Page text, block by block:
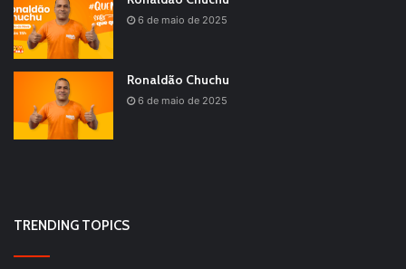
6 de maio de 2025
Ronaldão Chuchu
6 de maio de 2025
TRENDING TOPICS